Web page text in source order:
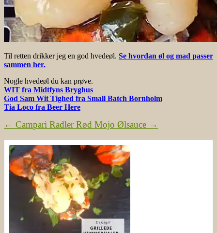
Til retten drikker jeg en god hvedeøl. Se hvordan øl og mad passer
sammen her.
Nogle hvedeøl du kan prøve.
WIT fra Midtfyns Bryghus
God Sam Wit Tighed fra Small Batch Bornholm
Tia Loco fra Beer Here
← Campari Radler Rød Mojo Ølsauce →